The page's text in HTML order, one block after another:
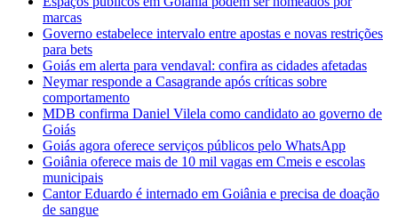
marcas
Governo estabelece intervalo entre apostas e novas restrições
para bets
Goiás em alerta para vendaval: confira as cidades afetadas
Neymar responde a Casagrande após críticas sobre
comportamento
MDB confirma Daniel Vilela como candidato ao governo de
Goiás
Goiás agora oferece serviços públicos pelo WhatsApp
Goiânia oferece mais de 10 mil vagas em Cmeis e escolas
municipais
Cantor Eduardo é internado em Goiânia e precisa de doação
de sangue